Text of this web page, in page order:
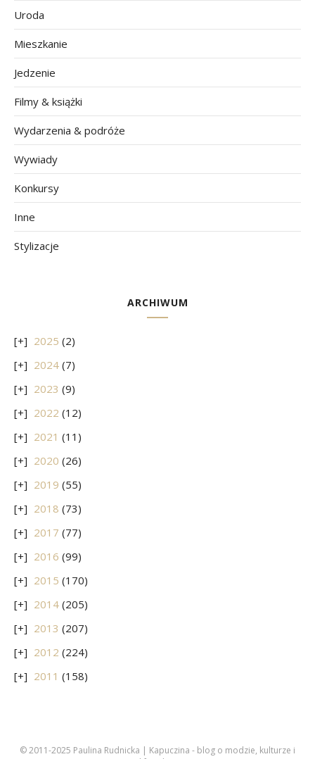
Uroda
Mieszkanie
Jedzenie
Filmy & książki
Wydarzenia & podróże
Wywiady
Konkursy
Inne
Stylizacje
ARCHIWUM
2025 (2)
2024 (7)
2023 (9)
2022 (12)
2021 (11)
2020 (26)
2019 (55)
2018 (73)
2017 (77)
2016 (99)
2015 (170)
2014 (205)
2013 (207)
2012 (224)
2011 (158)
© 2011-2025 Paulina Rudnicka | Kapuczina - blog o modzie, kulturze i